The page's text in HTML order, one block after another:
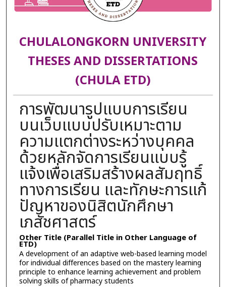
CHULALONGKORN UNIVERSITY
THESES AND DISSERTATIONS
(CHULA ETD)
การพัฒนารูปแบบการเรียน
บนเว็บแบบปรับเหมาะตาม
ความแตกต่างระหว่างบุคคล
ด้วยหลักจัดการเรียนแบบรู้
แจ้งเพื่อเสริมสร้างผลสัมฤทธิ์
ทางการเรียน และทักษะการแก้
ปัญหาของนิสิตนักศึกษา
เภสัชศาสตร์
Other Title (Parallel Title in Other Language of
ETD)
A development of an adaptive web-based learning model
for individual differences based on the mastery learning
principle to enhance learning achievement and problem
solving skills of pharmacy students